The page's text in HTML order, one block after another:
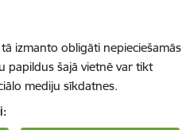
izmanto obligāti nepieciešamās
papildus šajā vietnē var tikt
mediju sīkdatnes.